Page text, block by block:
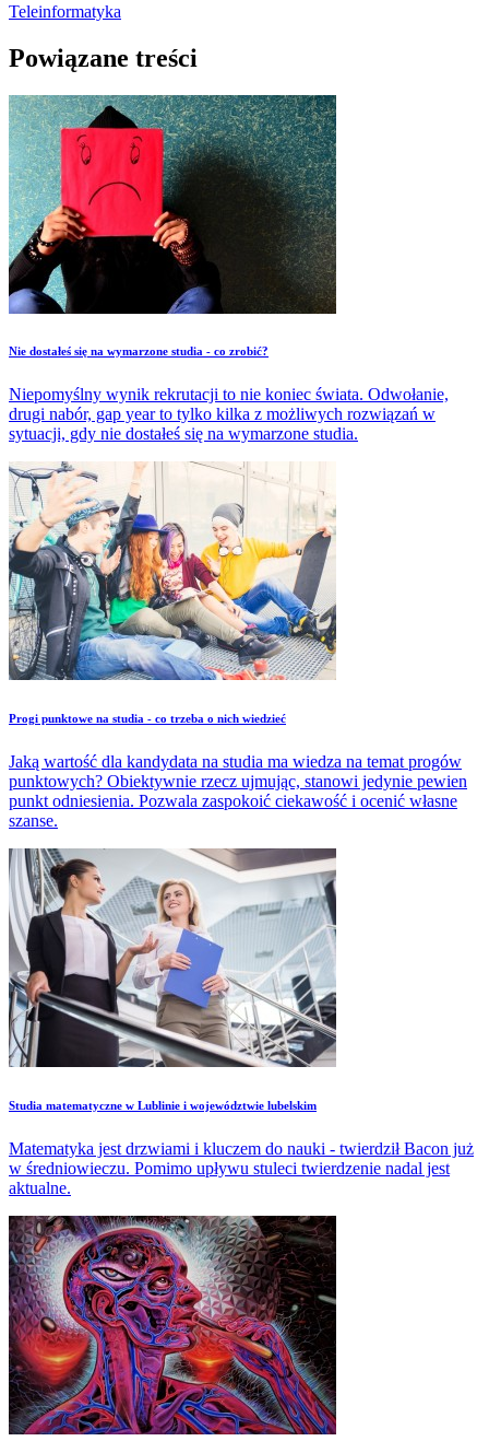
Teleinformatyka
Powiązane treści
Nie dostałeś się na wymarzone studia - co zrobić?
Niepomyślny wynik rekrutacji to nie koniec świata. Odwołanie,
drugi nabór, gap year to tylko kilka z możliwych rozwiązań w
sytuacji, gdy nie dostałeś się na wymarzone studia.
​Progi punktowe na studia - co trzeba o nich wiedzieć
Jaką wartość dla kandydata na studia ma wiedza na temat progów
punktowych? Obiektywnie rzecz ujmując, stanowi jedynie pewien
punkt odniesienia. Pozwala zaspokoić ciekawość i ocenić własne
szanse.
Studia matematyczne w Lublinie i województwie lubelskim
Matematyka jest drzwiami i kluczem do nauki - twierdził Bacon już
w średniowieczu. Pomimo upływu stuleci twierdzenie nadal jest
aktualne.